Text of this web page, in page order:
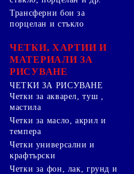
Трансферни бои за
порцелан и стъкло
ЧЕТКИ, ХАРТИИ И
МАТЕРИАЛИ ЗА
РИСУВАНЕ
ЧЕТКИ ЗА РИСУВАНЕ
Четки за акварел, туш ,
мастила
Четки за масло, акрил и
темпера
Четки универсални и
крафтърски
Четки за фон, лак, грунд и